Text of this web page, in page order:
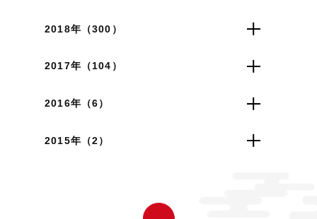
2018年（300）
2017年（104）
2016年（6）
2015年（2）